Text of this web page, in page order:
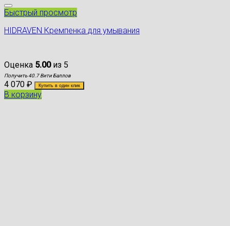
Быстрый просмотр
HIDRAVEN Кремпенка для умывания
Оценка 5.00из 5
Получить 40.7 Вити Баллов
4 070 ₽ Купить в один клик
В корзину